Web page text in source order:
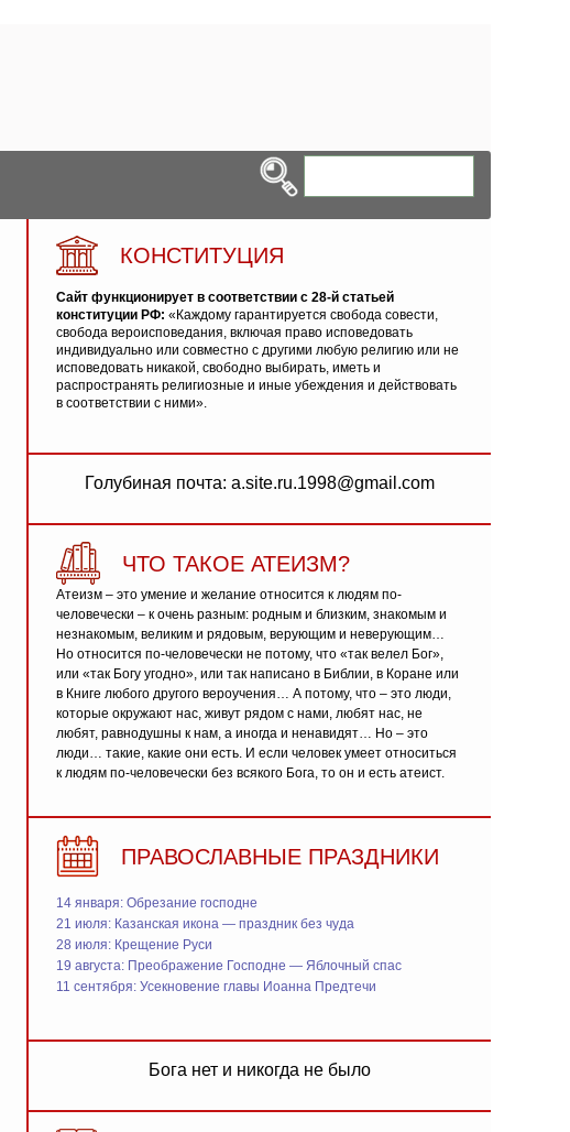
КОНСТИТУЦИЯ
Сайт функционирует в соответствии с 28-й статьей
конституции РФ: «Каждому гарантируется свобода совести,
свобода вероисповедания, включая право исповедовать
индивидуально или совместно с другими любую религию или не
исповедовать никакой, свободно выбирать, иметь и
распространять религиозные и иные убеждения и действовать
в соответствии с ними».
Голубиная почта: a.site.ru.1998@gmail.com
ЧТО ТАКОЕ АТЕИЗМ?
Атеизм – это умение и желание относится к людям по-
человечески – к очень разным: родным и близким, знакомым и
незнакомым, великим и рядовым, верующим и неверующим…
Но относится по-человечески не потому, что «так велел Бог»,
или «так Богу угодно», или так написано в Библии, в Коране или
в Книге любого другого вероучения… А потому, что – это люди,
которые окружают нас, живут рядом с нами, любят нас, не
любят, равнодушны к нам, а иногда и ненавидят… Но – это
люди… такие, какие они есть. И если человек умеет относиться
к людям по-человечески без всякого Бога, то он и есть атеист.
ПРАВОСЛАВНЫЕ ПРАЗДНИКИ
14 января: Обрезание господне
21 июля: Казанская икона — праздник без чуда
28 июля: Крещение Руси
19 августа: Преображение Господне — Яблочный спас
11 сентября: Усекновение главы Иоанна Предтечи
Бога нет и никогда не было